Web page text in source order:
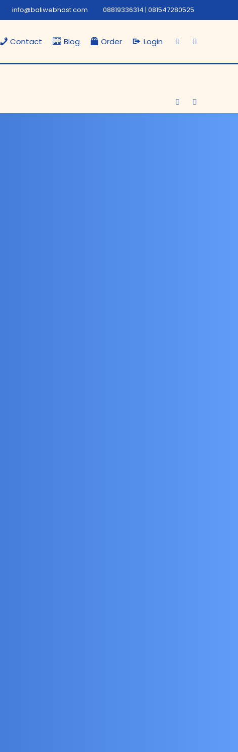
info@baliwebhost.com 08819336314 | 081547280525
Contact Blog Order Login